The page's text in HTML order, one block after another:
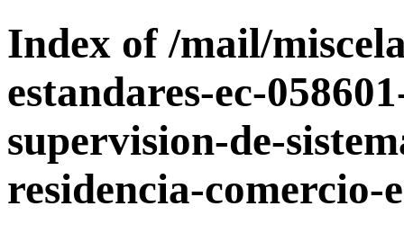
Index of /mail/
estandares-ec-
supervision-de-
residencia-comercio-